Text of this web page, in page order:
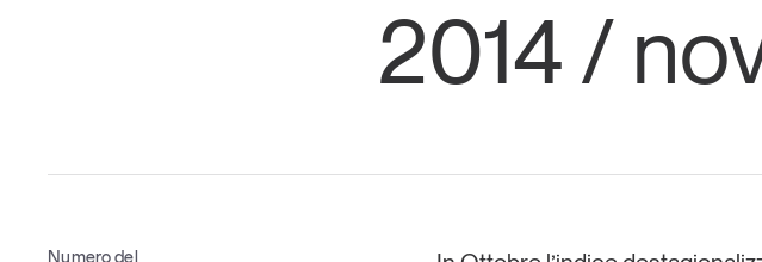
2014 /
Numero del